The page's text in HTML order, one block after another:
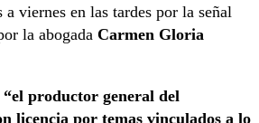
a viernes en las tardes por la señal
la abogada Carmen Gloria
“el productor general del
licencia por temas vinculados a lo